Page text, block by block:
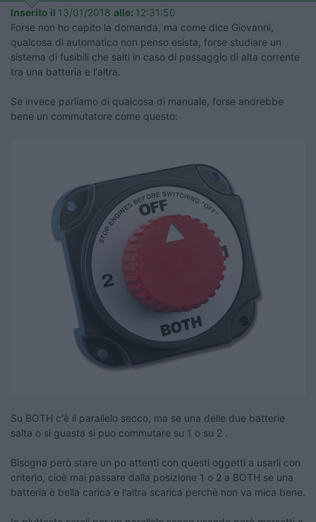
Inserito il 13/01/2018 alle: 12:31:50
Forse non ho capito la domanda, ma come dice Giovanni,
qualcosa di automatico non penso esista, forse studiare un
sistema di fusibili che salti in caso di passaggio di alta corrente
tra una batteria e l'altra.
Se invece parliamo di qualcosa di manuale, forse andrebbe
bene un commutatore come questo:
Su BOTH c'è il parallelo secco, ma se una delle due batterie
salta o si guasta si puo commutare su 1 o su 2 .
Bisogna però stare un po attenti con questi oggetti a usarli con
criterio, cioè mai passare dalla posizione 1 o 2 a BOTH se una
batteria è bella carica e l'altra scarica perchè non va mica bene.